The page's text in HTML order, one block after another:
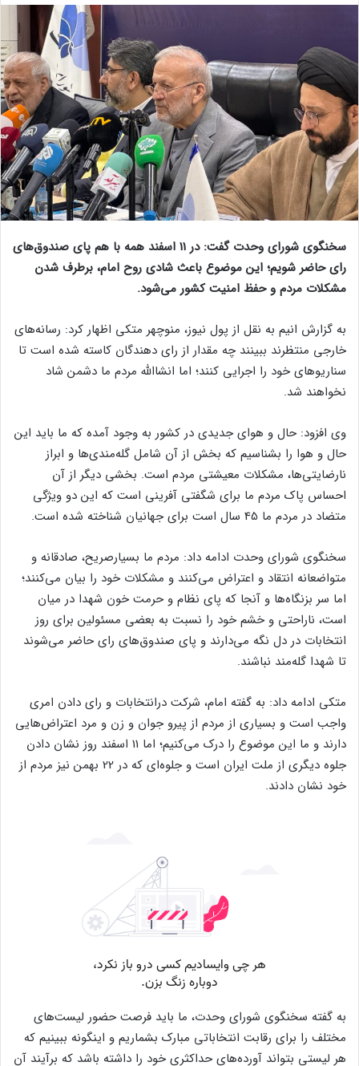
سخنگوی شورای وحدت گفت: در 11 اسفند همه با هم پای صندوق‌های
رای حاضر شویم؛ این موضوع باعث شادی روح امام، برطرف شدن
مشکلات مردم و حفظ امنیت کشور می‌شود.
به گزارش انیم به نقل از پول نیوز، منوچهر متکی اظهار کرد: رسانه‌های
خارجی منتظرند ببینند چه مقدار از رای دهندگان کاسته شده است تا
سناریوهای خود را اجرایی کنند؛ اما انشاالله مردم ما دشمن شاد
نخواهند شد.
وی افزود: حال و هوای جدیدی در کشور به وجود آمده که ما باید این
حال و هوا را بشناسیم که بخش از آن شامل گله‌مندی‌ها و ابراز
نارضایتی‌ها، مشکلات معیشتی مردم است. بخشی دیگر از آن
احساس پاک مردم ما برای شگفتی آفرینی است که این دو ویژگی
متضاد در مردم ما 45 سال است برای جهانیان شناخته شده است.
سخنگوی شورای وحدت ادامه داد: مردم ما بسیارصریح، صادقانه و
متواضعانه انتقاد و اعتراض می‌کنند و مشکلات خود را بیان می‌کنند؛
اما سر بزنگاه‌ها و آنجا که پای نظام و حرمت خون شهدا در میان
است، ناراحتی و خشم خود را نسبت به بعضی مسئولین برای روز
انتخابات در دل نگه می‌دارند و پای صندوق‌های رای حاضر می‌شوند
تا شهدا گله‌مند نباشند.
متکی ادامه داد: به گفته امام، شرکت درانتخابات و رای دادن امری
واجب است و بسیاری از مردم از پیرو جوان و زن و مرد اعتراض‌هایی
دارند و ما این موضوع را درک می‌کنیم؛ اما 11 اسفند روز نشان دادن
جلوه دیگری از ملت ایران است و جلوه‌ای که در 22 بهمن نیز مردم از
خود نشان دادند.
به گفته سخنگوی شورای وحدت، ما باید فرصت حضور لیست‌های
مختلف را برای رقابت انتخاباتی مبارک بشماریم و اینگونه ببینیم که
هر لیستی بتواند آورده‌های حداکثری خود را داشته باشد که برآیند آن